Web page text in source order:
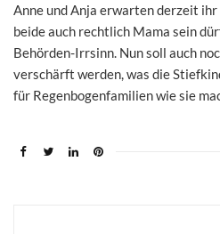
Anne und Anja erwarten derzeit
beide auch rechtlich Mama sein
Behörden-Irrsinn. Nun soll auch
verschärft werden, was die
für Regenbogenfamilien wie sie